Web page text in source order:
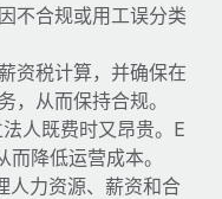
不合规或用工误分类
资税计算，并确保在
，从而保持合规。
人既费时又昂贵。E
降低运营成本。
人力资源、薪资和合